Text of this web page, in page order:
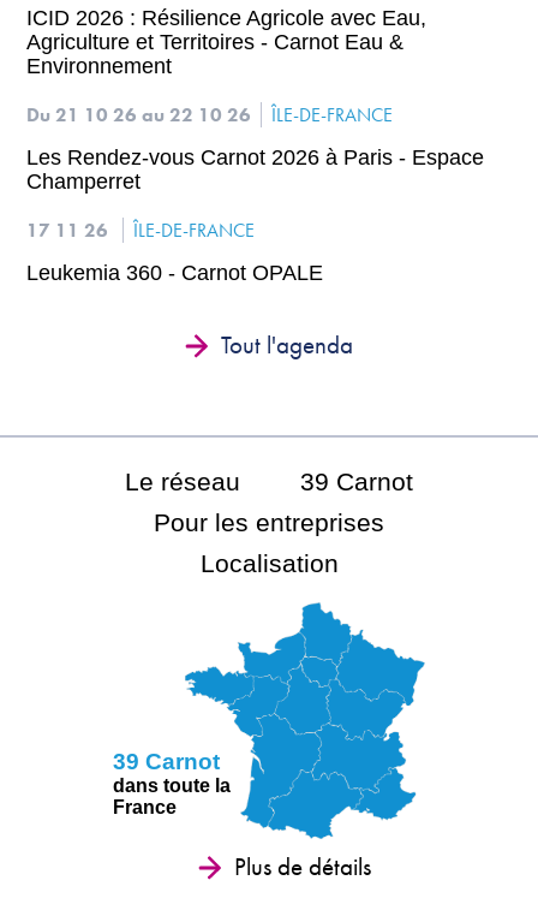
ICID 2026 : Résilience Agricole avec Eau,
Agriculture et Territoires - Carnot Eau &
Environnement
Du 21 10 26au 22 10 26
ÎLE-DE-FRANCE
Les Rendez-vous Carnot 2026 à Paris - Espace
Champerret
17 11 26
ÎLE-DE-FRANCE
Leukemia 360 - Carnot OPALE
Tout l'agenda
Le réseau
39 Carnot
Pour les entreprises
Localisation
39 Carnot
dans toute la
France
Plus de détails